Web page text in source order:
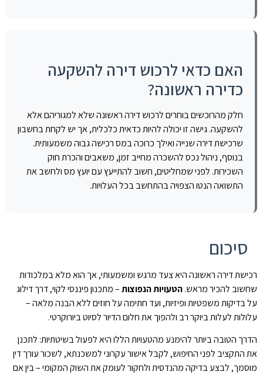
האם כדאי לרכוש דירה להשקעה
כדירה ראשונה?
חלק מהרוכשים בוחרים לרכוש דירה ראשונה שלא למגוריהם אלא
להשקעה. גישה זו יכולה להיות כדאית כלכלית, אך יש לקחת בחשבון
שרכישת דירה שנייה ואילך כרוכה במס רכישה גבוה משמעותית.
בנוסף, ניהול נכס להשכרה מחייב זמן, משאבים והכרת חוק
השכירות. לפני שמחליטים, חשוב להתייעץ עם יועץ מס ולחשב את
התשואה הנטו הצפויה בהתחשב בכל העלויות.
סיכום
רכישת דירה ראשונה היא צעד מרגש ומשמעותי, אך הוא מלא במלכודות
שחשוב להכיר מראש.הטעויות הנפוצות– מתכנון פיננסי לקוי, דרך דילוג
על בדיקות משפטיות ופיזיות, ועד חתימה על חוזים ללא הבנה מלאה –
עלולות לעלות ביוקר רב ולהפוך את חלום הדיור לסיוט ביורוקרטי.
הדרך הטובה ביותר להימנע מהטעויות הללו היא לפעול בשיטתיות: לתכנן
את התקציב לפני החיפוש, לקבל אישור עקרוני למשכנתא, לשכור עורך דין
מוסמך, לבצע בדיקה מהנדסית ולחקור לעומק את השוק המקומי – בין אם